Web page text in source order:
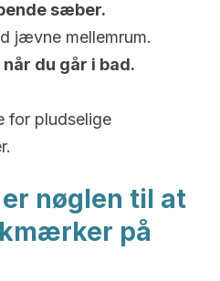
sæber.
jævne mellemrum.
du går i bad.
for pludselige
nøglen til at
på